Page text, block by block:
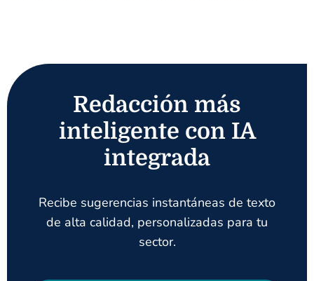
Redacción más
inteligente con IA
integrada
Recibe sugerencias instantáneas de texto
de alta calidad, personalizadas para tu
sector.